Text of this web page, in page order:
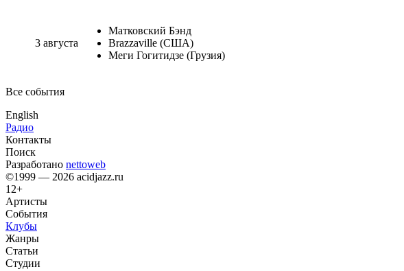
3 августа
Матковский Бэнд
Brazzaville (США)
Меги Гогитидзе (Грузия)
Все события
English
Радио
Контакты
Поиск
Разработано nettoweb
©1999 — 2026 acidjazz.ru
12+
Артисты
События
Клубы
Жанры
Статьи
Студии